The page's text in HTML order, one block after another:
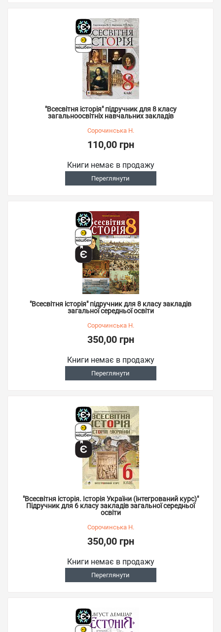
"Всесвітня історія" підручник для 8 класу
загальноосвітніх навчальних закладів
Сорочинська Н.
110,00 грн
Книги немає в продажу
Переглянути
"Всесвітня історія" підручник для 8 класу закладів
загальної середньої освіти
Сорочинська Н.
350,00 грн
Книги немає в продажу
Переглянути
"Всесвітня історія. Історія України (інтегрований курс)"
Підручник для 6 класу закладів загальної середньої
освіти
Сорочинська Н.
350,00 грн
Книги немає в продажу
Переглянути